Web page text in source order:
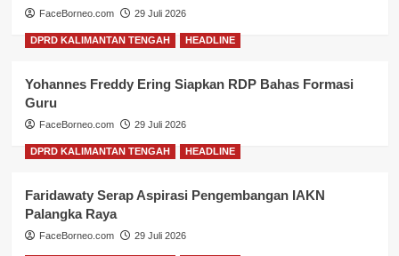
FaceBorneo.com 29 Juli 2026
DPRD KALIMANTAN TENGAH HEADLINE
Yohannes Freddy Ering Siapkan RDP Bahas Formasi
Guru
FaceBorneo.com 29 Juli 2026
DPRD KALIMANTAN TENGAH HEADLINE
Faridawaty Serap Aspirasi Pengembangan IAKN
Palangka Raya
FaceBorneo.com 29 Juli 2026